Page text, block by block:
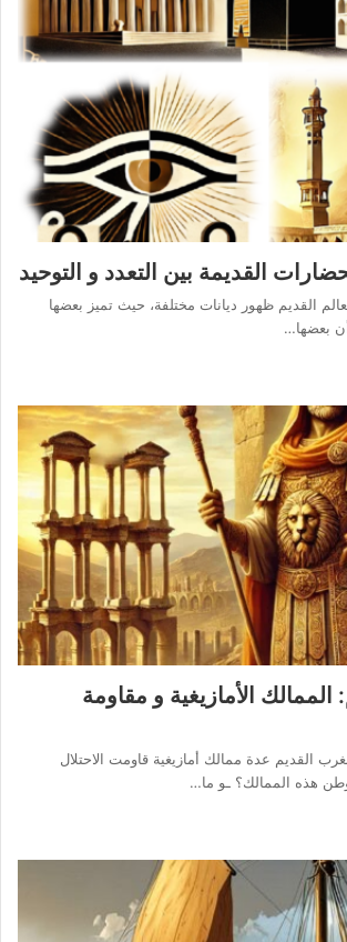
القديمة بين التعدد و التوحيد
ظهور ديانات مختلفة، حيث تميز بعضها
أن بعضها…
الممالك الأمازيغية و مقاومة
عدة ممالك أمازيغية قاومت الاحتلال
هذه الممالك؟ ـو ما…